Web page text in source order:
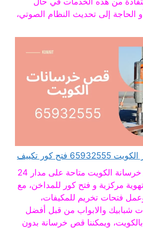
إلى تحديث النظام الصوتي،
فتح كور تكييف
خدمات شركة قص خرسانة الكويت متاحة على مدار 24
مركزية و فتح كور للمداخن، مع
فتحات تخريم للمكيفات،
شبابيك والابواب من قبل أفضل
ويمكننا قص خرسانة بدون